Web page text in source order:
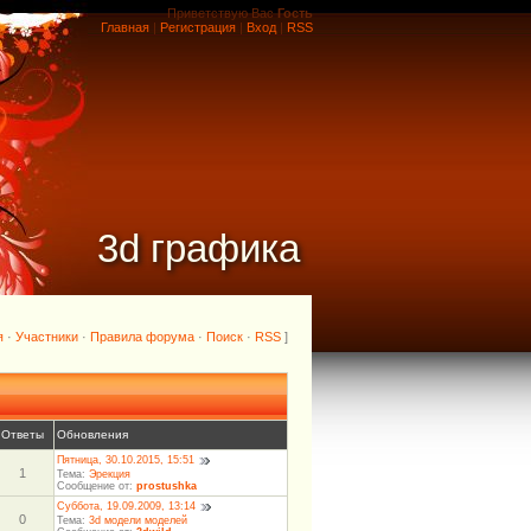
Приветствую Вас Гость
Главная | Регистрация | Вход | RSS
3d графика
· Участники · Правила форума · Поиск · RSS ]
Ответы Обновления
1
Пятница, 30.10.2015, 15:51
Тема: Эрекция
Сообщение от: prostushka
0
Суббота, 19.09.2009, 13:14
Тема: 3d модели моделей